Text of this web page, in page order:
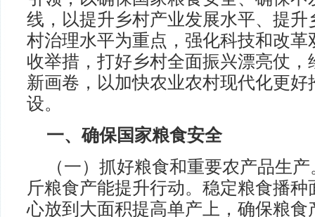
线，以提升乡村产业发展水平、提
村治理水平为重点，强化科技和改
收举措，打好乡村全面振兴漂亮仗
新画卷，以加快农业农村现代化更
设。
一、确保国家粮食安全
（一）抓好粮食和重要农产品生
斤粮食产能提升行动。稳定粮食播
心放到大面积提高单产上，确保粮食